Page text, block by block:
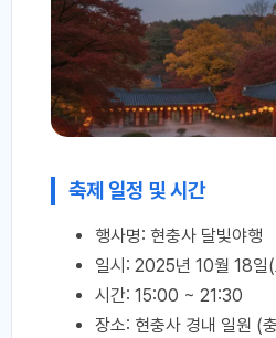
축제 일정 및 시간
행사명: 현충사 달빛야행
일시: 2025년 10월 18
시간: 15:00 ~ 21:30
장소: 현충사 경내 일원 (